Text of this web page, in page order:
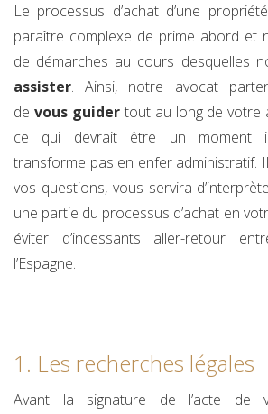
Le processus d’achat d’une
paraître complexe de prime abord et
de démarches au cours desquelles
assister. Ainsi, notre avocat
de vous guidertout au long de votre
ce qui devrait être un moment
transforme pas en enfer administratif.
vos questions, vous servira
une partie du processus d’achat en
éviter d’incessants aller-retour
l’Espagne.
1. Les recherches légales
Avant la signature de l’acte de